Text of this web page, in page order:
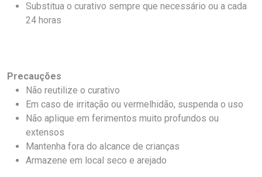
Substitua o curativo sempre que necessário ou a cada
24 horas
Precauções
Não reutilize o curativo
Em caso de irritação ou vermelhidão, suspenda o uso
Não aplique em ferimentos muito profundos ou
extensos
Mantenha fora do alcance de crianças
Armazene em local seco e arejado